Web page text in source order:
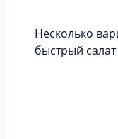
Несколько
быстрый салат